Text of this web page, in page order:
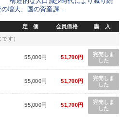
増大、国の資産課...
定 価 会員価格 購 入
す）
55,000円 51,700円
完売しま
した
55,000円 51,700円
完売しま
した
55,000円 51,700円
完売しま
した